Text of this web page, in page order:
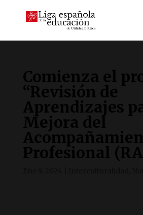
Comienza el
“Revisión de
Aprendizajes
Mejora del
Profesional